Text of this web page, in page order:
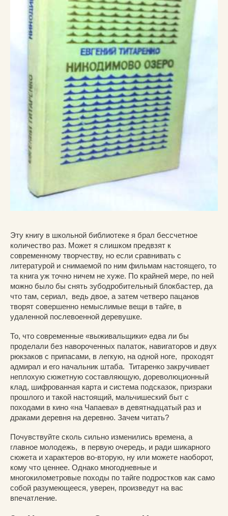
Эту книгу в школьной библиотеке я брал бессчетное
количество раз. Может я слишком предвзят к
современному творчеству, но если сравнивать с
литературой и снимаемой по ним фильмам настоящего, то
та книга уж точно ничем не хуже. По крайней мере, по ней
можно было бы снять зубодробительный блокбастер, да
что там, сериал, ведь двое, а затем четверо пацанов
творят совершенно немыслимые вещи в тайге, в
удаленной послевоенной деревушке.
То, что современные «выживальщики» едва ли бы
проделали без навороченных палаток, навигаторов и двух
рюкзаков с припасами, в легкую, на одной ноге, проходят
адмирал и его начальник штаба. Титаренко закручивает
неплохую сюжетную составляющую, дореволюционный
клад, шифрованная карта и система подсказок, призраки
прошлого и такой настоящий, мальчишеский быт с
походами в кино «на Чапаева» в девятнадцатый раз и
драками деревня на деревню. Зачем читать?
Почувствуйте сколь сильно изменились времена, а
главное молодежь, в первую очередь, и ради шикарного
сюжета и характеров во-вторую, ну или можете наоборот,
кому что ценнее. Однако многодневные и
многокилометровые походы по тайге подростков как само
собой разумеющееся, уверен, произведут на вас
впечатление.